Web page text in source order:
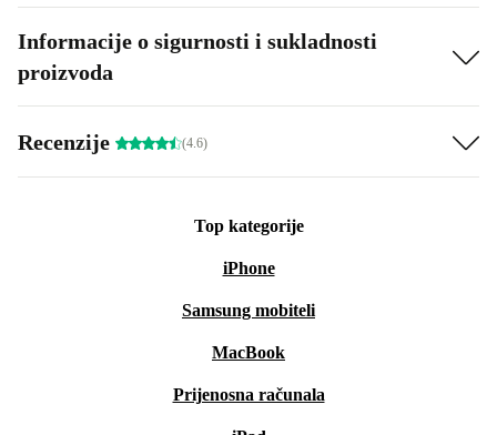
Informacije o sigurnosti i sukladnosti
proizvoda
Recenzije (4.6)
Top kategorije
iPhone
Samsung mobiteli
MacBook
Prijenosna računala